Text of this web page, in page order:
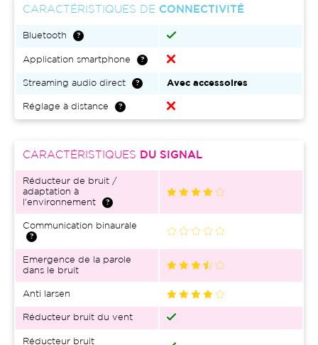
CARACTÉRISTIQUES DE CONNECTIVITÉ
Bluetooth
Application smartphone
Streaming audio direct Avec accessoires
Réglage à distance
CARACTÉRISTIQUES DU SIGNAL
Réducteur de bruit /
adaptation à
l'environnement
Communication binaurale
Emergence de la parole
dans le bruit
Anti larsen
Réducteur bruit du vent
Réducteur bruit